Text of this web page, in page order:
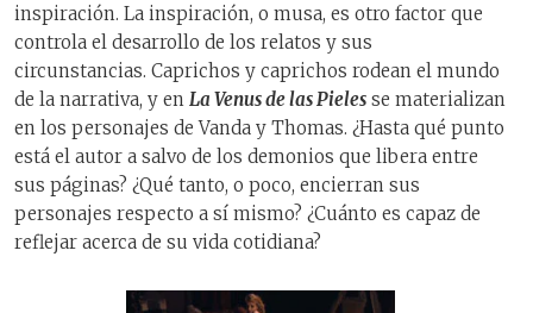
inspiración. La inspiración, o musa, es otro factor que
controla el desarrollo de los relatos y sus
circunstancias. Caprichos y caprichos rodean el mundo
de la narrativa, y en La Venus de las Pieles se materializan
en los personajes de Vanda y Thomas. ¿Hasta qué punto
está el autor a salvo de los demonios que libera entre
sus páginas? ¿Qué tanto, o poco, encierran sus
personajes respecto a sí mismo? ¿Cuánto es capaz de
reflejar acerca de su vida cotidiana?